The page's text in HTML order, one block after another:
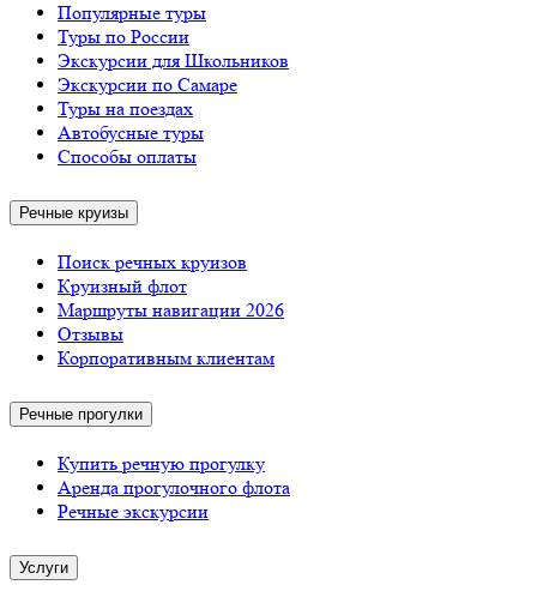
Популярные туры
Туры по России
Экскурсии для Школьников
Экскурсии по Самаре
Туры на поездах
Автобусные туры
Способы оплаты
Речные круизы
Поиск речных круизов
Круизный флот
Маршруты навигации 2026
Отзывы
Корпоративным клиентам
Речные прогулки
Купить речную прогулку
Аренда прогулочного флота
Речные экскурсии
Услуги